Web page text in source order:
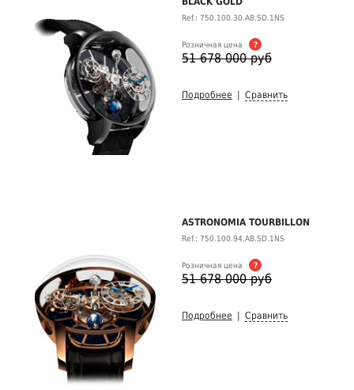
Ref.: 750.100.30.AB.SD.1NS
Розничная цена ?
51 678 000 руб
Подробнее Сравнить
ASTRONOMIA TOURBILLON
Ref.: 750.100.94.AB.SD.1NS
Розничная цена ?
51 678 000 руб
Подробнее Сравнить